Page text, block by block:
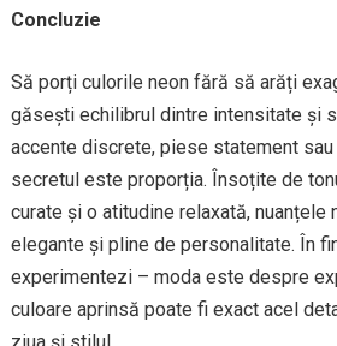
Concluzie
Să porți culorile neon fără să arăți
găsești echilibrul dintre intensitate și
accente discrete, piese statement
secretul este proporția. Însoțite de
curate și o atitudine relaxată, nuanțele
elegante și pline de personalitate. În
experimentezi – moda este despre
culoare aprinsă poate fi exact acel